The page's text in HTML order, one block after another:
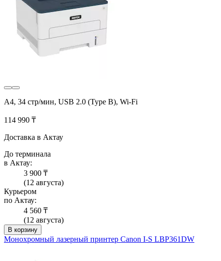
A4, 34 стр/мин, USB 2.0 (Type B), Wi-Fi
114 990 ₸
Доставка в Актау
До терминала
в Актау:
3 900 ₸
(12 августа)
Курьером
по Актау:
4 560 ₸
(12 августа)
В корзину
Монохромный лазерный принтер Canon I-S LBP361DW